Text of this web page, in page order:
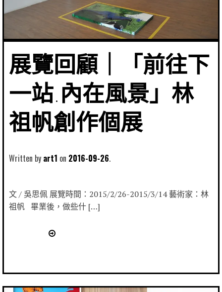
展覽回顧｜「前往下
一站.內在風景」林
祖帆創作個展
Written by art1 2016-09-26
文 / 吳思佩 展覽時間：2015/2/26-2015/3/14 藝術家：林
祖帆 畢業後，做些什 […]